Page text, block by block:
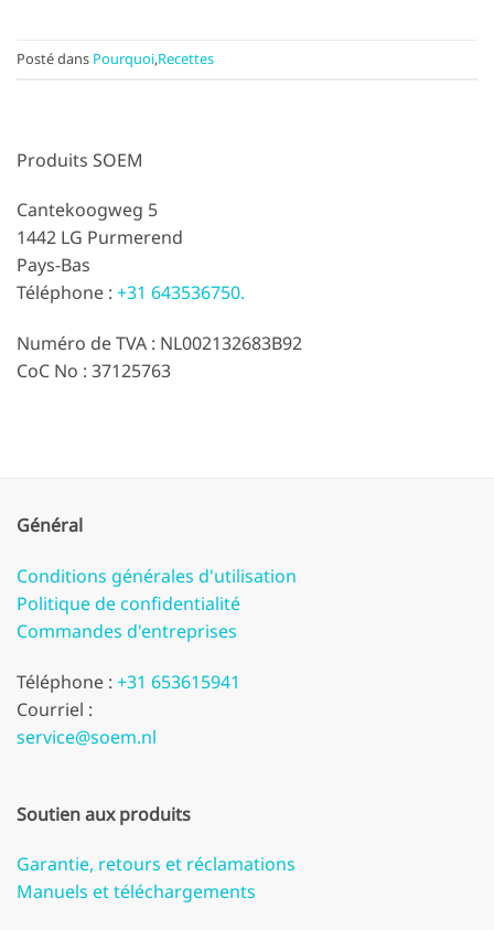
Posté dans Pourquoi,Recettes
Produits SOEM
Cantekoogweg 5
1442 LG Purmerend
Pays-Bas
Téléphone : +31 643536750.
Numéro de TVA : NL002132683B92
CoC No : 37125763
Général
Conditions générales d'utilisation
Politique de confidentialité
Commandes d'entreprises
Téléphone : +31 653615941
Courriel :
service@soem.nl
Soutien aux produits
Garantie, retours et réclamations
Manuels et téléchargements